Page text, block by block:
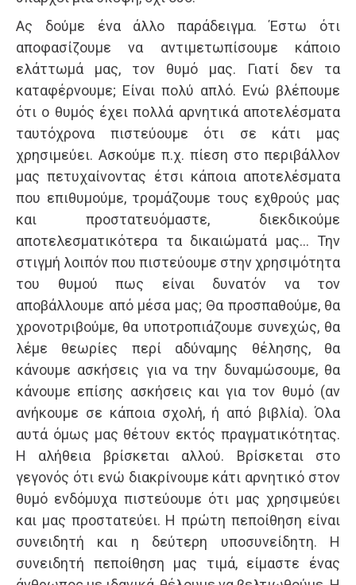
Ας δούμε ένα άλλο παράδειγμα. Έστω ότι
αποφασίζουμε να αντιμετωπίσουμε κάποιο
ελάττωμά μας, τον θυμό μας. Γιατί δεν τα
καταφέρνουμε; Είναι πολύ απλό. Ενώ βλέπουμε
ότι ο θυμός έχει πολλά αρνητικά αποτελέσματα
ταυτόχρονα πιστεύουμε ότι σε κάτι μας
χρησιμεύει. Ασκούμε π.χ. πίεση στο περιβάλλον
μας πετυχαίνοντας έτσι κάποια αποτελέσματα
που επιθυμούμε, τρομάζουμε τους εχθρούς μας
και προστατευόμαστε, διεκδικούμε
αποτελεσματικότερα τα δικαιώματά μας… Την
στιγμή λοιπόν που πιστεύουμε στην χρησιμότητα
του θυμού πως είναι δυνατόν να τον
αποβάλλουμε από μέσα μας; Θα προσπαθούμε, θα
χρονοτριβούμε, θα υποτροπιάζουμε συνεχώς, θα
λέμε θεωρίες περί αδύναμης θέλησης, θα
κάνουμε ασκήσεις για να την δυναμώσουμε, θα
κάνουμε επίσης ασκήσεις και για τον θυμό (αν
ανήκουμε σε κάποια σχολή, ή από βιβλία). Όλα
αυτά όμως μας θέτουν εκτός πραγματικότητας.
Η αλήθεια βρίσκεται αλλού. Βρίσκεται στο
γεγονός ότι ενώ διακρίνουμε κάτι αρνητικό στον
θυμό ενδόμυχα πιστεύουμε ότι μας χρησιμεύει
και μας προστατεύει. Η πρώτη πεποίθηση είναι
συνειδητή και η δεύτερη υποσυνείδητη. Η
συνειδητή πεποίθηση μας τιμά, είμαστε ένας